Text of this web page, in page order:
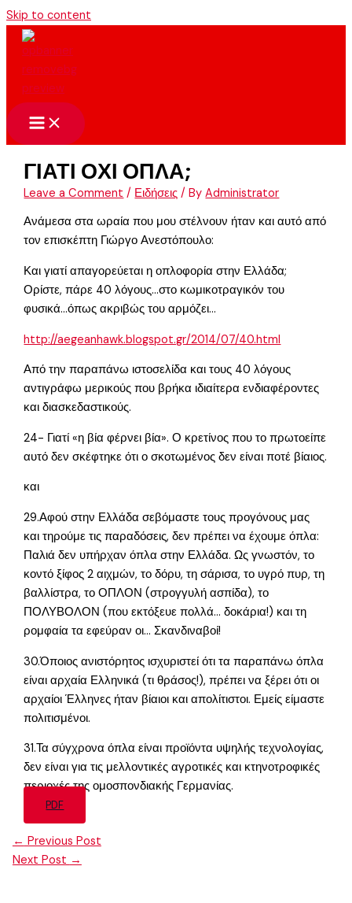
Skip to content
ΓΙΑΤΙ ΟΧΙ ΟΠΛΑ;
Leave a Comment / Ειδήσεις / ByAdministrator
Ανάμεσα στα ωραία που μου στέλνουν ήταν και αυτό από
τον επισκέπτη Γιώργο Ανεστόπουλο:
Και γιατί απαγορεύεται η οπλοφορία στην Ελλάδα;
Ορίστε, πάρε 40 λόγους…στο κωμικοτραγικόν του
φυσικά…όπως ακριβώς του αρμόζει…
http://aegeanhawk.blogspot.gr/2014/07/40.html
Από την παραπάνω ιστοσελίδα και τους 40 λόγους
αντιγράφω μερικούς που βρήκα ιδιαίτερα ενδιαφέροντες
και διασκεδαστικούς.
24- Γιατί «η βία φέρνει βία». Ο κρετίνος που το πρωτοείπε
αυτό δεν σκέφτηκε ότι ο σκοτωμένος δεν είναι ποτέ βίαιος.
και
29.Αφού στην Ελλάδα σεβόμαστε τους προγόνους μας
και τηρούμε τις παραδόσεις, δεν πρέπει να έχουμε όπλα:
Παλιά δεν υπήρχαν όπλα στην Ελλάδα. Ως γνωστόν, το
κοντό ξίφος 2 αιχμών, το δόρυ, τη σάρισα, το υγρό πυρ, τη
βαλλίστρα, το ΟΠΛΟΝ (στρογγυλή ασπίδα), το
ΠΟΛΥΒΟΛΟΝ (που εκτόξευε πολλά… δοκάρια!) και τη
ρομφαία τα εφεύραν οι… Σκανδιναβοί!
30.Όποιος ανιστόρητος ισχυριστεί ότι τα παραπάνω όπλα
είναι αρχαία Ελληνικά (τι θράσος!), πρέπει να ξέρει ότι οι
αρχαίοι Έλληνες ήταν βίαιοι και απολίτιστοι. Εμείς είμαστε
πολιτισμένοι.
31.Τα σύγχρονα όπλα είναι προϊόντα υψηλής τεχνολογίας,
δεν είναι για τις μελλοντικές αγροτικές και κτηνοτροφικές
περιοχές της ομοσπονδιακής Γερμανίας.
PDF
← Previous Post
Next Post →